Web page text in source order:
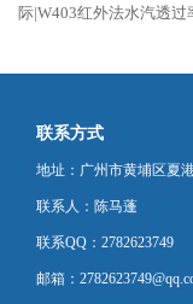
际|W403红外法水汽透
联系方式
地址：广州市黄埔区夏
联系人：陈马蓬
联系QQ：2782623749
邮箱：